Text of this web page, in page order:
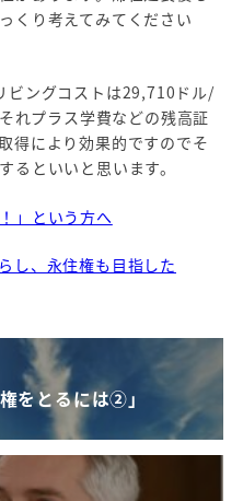
くり考えてみてください
ビングコストは29,710ドル/
れプラス学費などの残高証
得により効果的ですのでそ
るといいと思います。
」という方へ
し、永住権も目指した
をとるには②」